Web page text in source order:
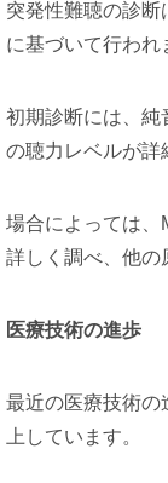
突発性難聴の診断
に基づいて行われ
初期診断には、純
の聴力レベルが詳
場合によっては、
詳しく調べ、他の
医療技術の進歩
最近の医療技術の
上しています。